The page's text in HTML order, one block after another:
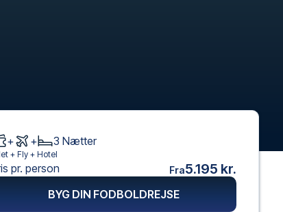
+ + 3 Nætter
+ Fly + Hotel
pr. person Fra5.195 kr.
BYG DIN FODBOLDREJSE